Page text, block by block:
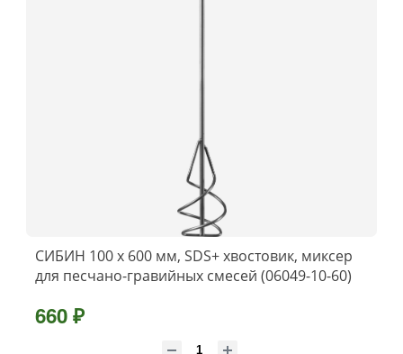
СИБИН 100 х 600 мм, SDS+ хвостовик, миксер
для песчано-гравийных смесей (06049-10-60)
660 ₽